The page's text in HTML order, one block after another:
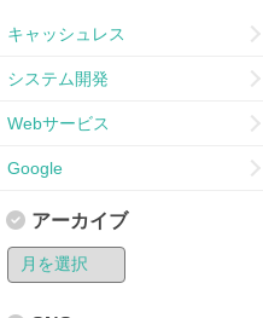
キャッシュレス
システム開発
Webサービス
Google
アーカイブ